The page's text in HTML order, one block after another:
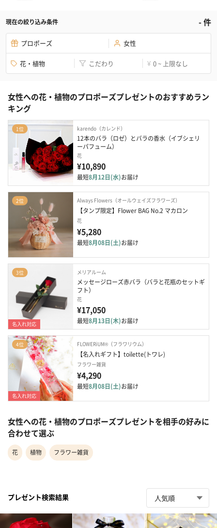
現在の絞り込み条件 -件
プロポーズ 女性
花・植物 こだわり ¥ 0 ~ 上限なし
女性への花・植物のプロポーズプレゼントのおすすめラン
キング
1位 karendo（カレンド）
12本のバラ（ロゼ）とバラの香水（イブシェリ
ーパフューム）
花
¥10,890
最短8月12日(水)お届け
2位 Always Flowers（オールウェイズフラワーズ）
【タンプ限定】Flower BAG No.2 マカロン
花
¥5,280
最短8月08日(土)お届け
3位
名入れ対応
メリアルーム
メッセージローズ赤バラ（バラと花瓶のセットギ
フト）
花
¥17,050
最短8月13日(木)お届け
4位
名入れ対応
FLOWERiUM®（フラワリウム）
【名入れギフト】toilette(トワレ)
フラワー雑貨
¥4,290
最短8月08日(土)お届け
女性への花・植物のプロポーズプレゼントを相手の好みに
合わせて選ぶ
花 植物 フラワー雑貨
プレゼント検索結果